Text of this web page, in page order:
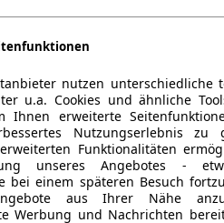
Limousine4 Türen
CO2* · CO2-Klasse D
nutzen unterschiedliche
u.a. Cookies und ähnliche
Ihnen erweiterte
Nutzungserlebnis zu
Funktionalitäten
unseres Angebotes -
bei einem späteren Besuch
aus Ihrer Nähe
Werbung und Nachrichten